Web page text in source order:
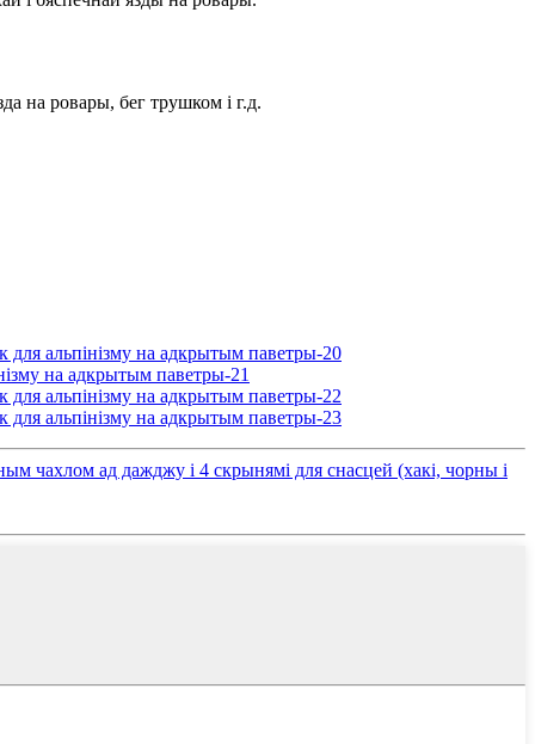
на ровары, бег трушком і г.д.
чахлом ад дажджу і 4 скрынямі для снасцей (хакі, чорны і